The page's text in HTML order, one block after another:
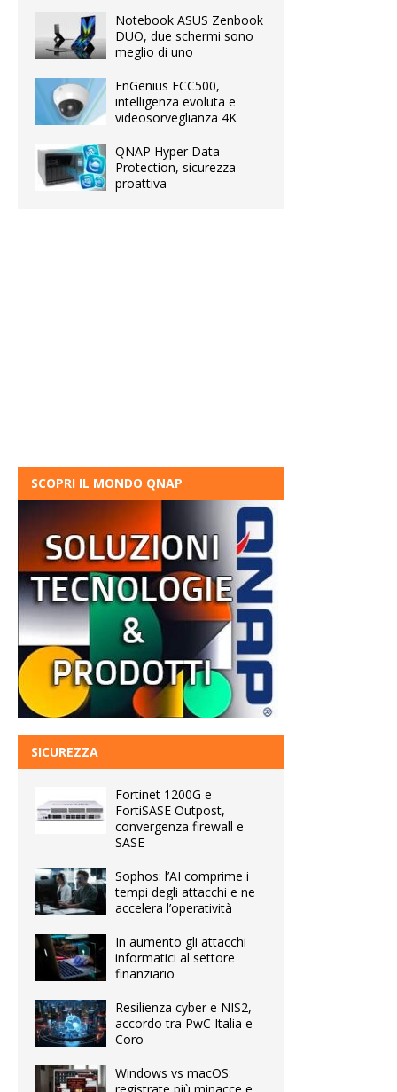
Notebook ASUS Zenbook
DUO, due schermi sono
meglio di uno
EnGenius ECC500,
intelligenza evoluta e
videosorveglianza 4K
QNAP Hyper Data
Protection, sicurezza
proattiva
SCOPRI IL MONDO QNAP
SICUREZZA
Fortinet 1200G e
FortiSASE Outpost,
convergenza firewall e
SASE
Sophos: l’AI comprime i
tempi degli attacchi e ne
accelera l’operatività
In aumento gli attacchi
informatici al settore
finanziario
Resilienza cyber e NIS2,
accordo tra PwC Italia e
Coro
Windows vs macOS: